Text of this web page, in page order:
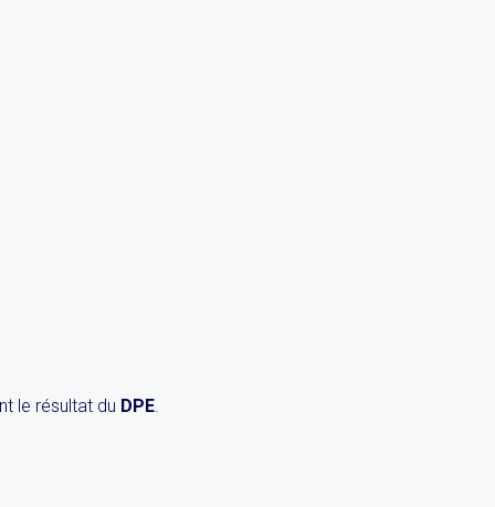
le résultat du DPE.